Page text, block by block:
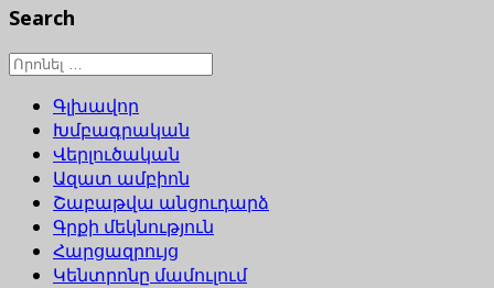
Search
Գլխավոր
Խմբագրական
Վերլուծական
Ազատ ամբիոն
Շաբաթվա անցուդարձ
Գրքի մեկնություն
Հարցազրույց
Կենտրոնը մամուլում